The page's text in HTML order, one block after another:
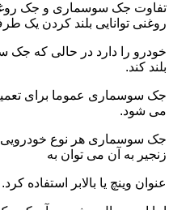
تفاوت جک سوسماری و جک
روغنی توانایی بلند کردن یک
خودرو را دارد در حالی که جک
بلند کند.
جک سوسماری عموما برای
می شود.
جک سوسماری هر نوع خودرویی
زنجیر به آن می توان به
عنوان وینچ یا بالابر استفاده کرد.